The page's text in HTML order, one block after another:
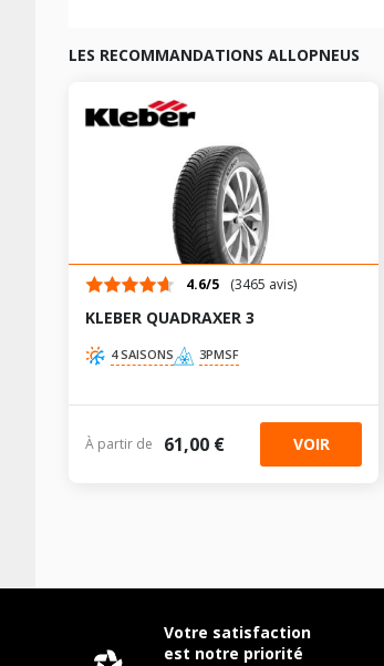
LES RECOMMANDATIONS ALLOPNEUS
4.6/5 (3465 avis)
KLEBER QUADRAXER 3
4 SAISONS 3PMSF
À partir de 61,00 € VOIR
Votre satisfaction
est notre priorité